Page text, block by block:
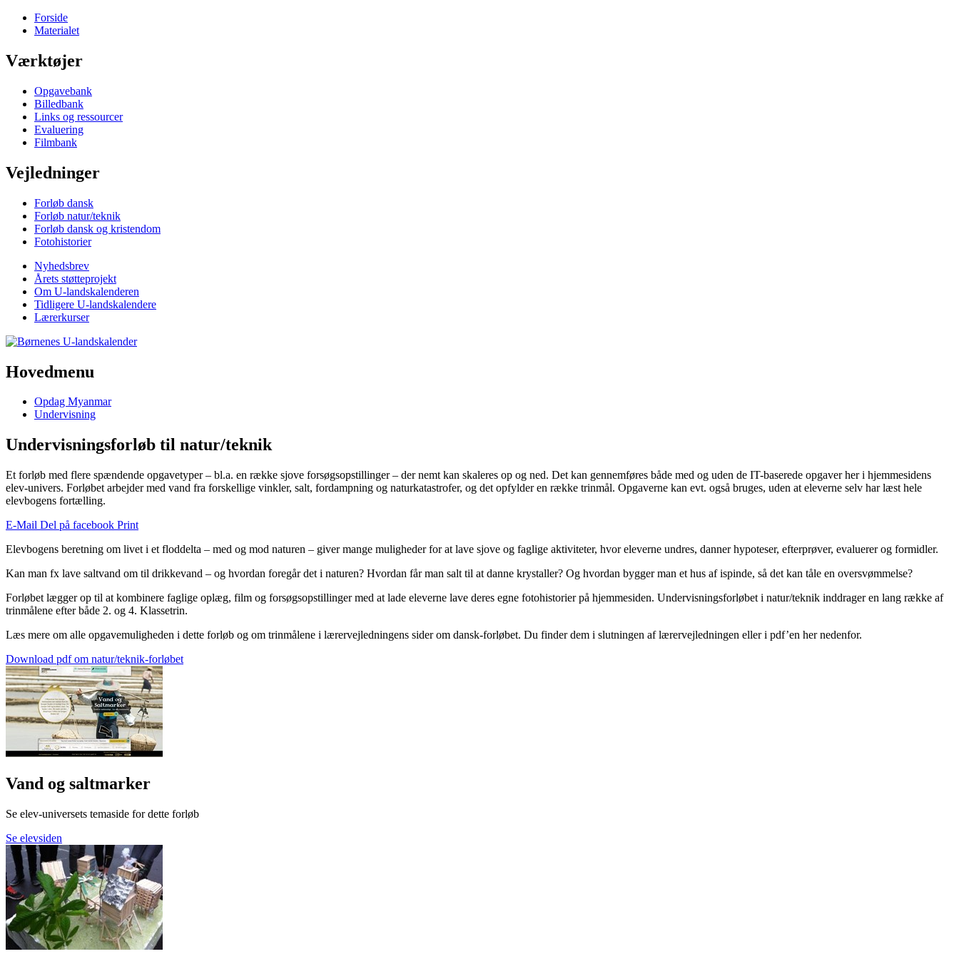
Forside
Materialet
Værktøjer
Opgavebank
Billedbank
Links og ressourcer
Evaluering
Filmbank
Vejledninger
Forløb dansk
Forløb natur/teknik
Forløb dansk og kristendom
Fotohistorier
Nyhedsbrev
Årets støtteprojekt
Om U-landskalenderen
Tidligere U-landskalendere
Lærerkurser
Hovedmenu
Opdag Myanmar
Undervisning
Undervisningsforløb til natur/teknik
Et forløb med flere spændende opgavetyper – bl.a. en række sjove forsøgsopstillinger – der nemt kan skaleres op og ned. Det kan gennemføres både med og uden de IT-baserede opgaver her i hjemmesidens
elev-univers. Forløbet arbejder med vand fra forskellige vinkler, salt, fordampning og naturkatastrofer, og det opfylder en række trinmål. Opgaverne kan evt. også bruges, uden at eleverne selv har læst hele
elevbogens fortælling.
E-Mail Del på facebook Print
Elevbogens beretning om livet i et floddelta – med og mod naturen – giver mange muligheder for at lave sjove og faglige aktiviteter, hvor eleverne undres, danner hypoteser, efterprøver, evaluerer og formidler.
Kan man fx lave saltvand om til drikkevand – og hvordan foregår det i naturen? Hvordan får man salt til at danne krystaller? Og hvordan bygger man et hus af ispinde, så det kan tåle en oversvømmelse?
Forløbet lægger op til at kombinere faglige oplæg, film og forsøgsopstillinger med at lade eleverne lave deres egne fotohistorier på hjemmesiden. Undervisningsforløbet i natur/teknik inddrager en lang række af
trinmålene efter både 2. og 4. Klassetrin.
Læs mere om alle opgavemuligheden i dette forløb og om trinmålene i lærervejledningens sider om dansk-forløbet. Du finder dem i slutningen af lærervejledningen eller i pdf’en her nedenfor.
Download pdf om natur/teknik-forløbet
Vand og saltmarker
Se elev-universets temaside for dette forløb
Se elevsiden